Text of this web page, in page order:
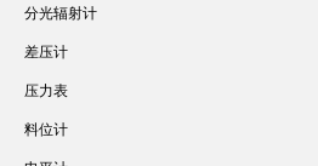
分光辐射计
差压计
压力表
料位计